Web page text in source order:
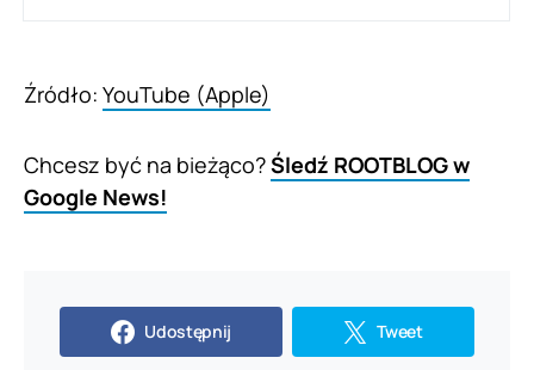
Źródło: YouTube (Apple)
Chcesz być na bieżąco?Śledź ROOTBLOG w
Google News!
Udostępnij Tweet